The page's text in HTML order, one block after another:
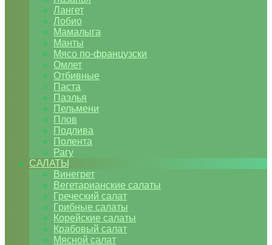
Лангет
Лобио
Мамалыга
Манты
Мясо по-французски
Омлет
Отбивные
Паста
Паэлья
Пельмени
Плов
Подлива
Полента
Рагу
САЛАТЫ
Винегрет
Вегетарианские салаты
Греческий салат
Грибные салаты
Корейские салаты
Крабовый салат
Мясной салат